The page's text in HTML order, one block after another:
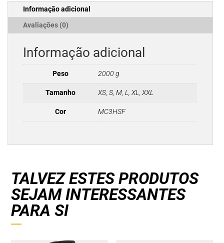
Informação adicional
Avaliações (0)
Informação adicional
Peso 2000 g
Tamanho XS, S, M, L, XL, XXL
Cor MC3HSF
TALVEZ ESTES PRODUTOS
SEJAM INTERESSANTES
PARA SI